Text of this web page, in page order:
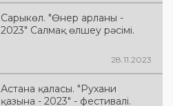
сағаттары өтті. Онда әр
облыстан келгендер өзара
Сарыкөл. "Өнер арланы -
2023" Салмақ өлшеу рәсімі.
28.11.2023
Астана қаласы. "Рухани
қазына - 2023" - фестивалі.